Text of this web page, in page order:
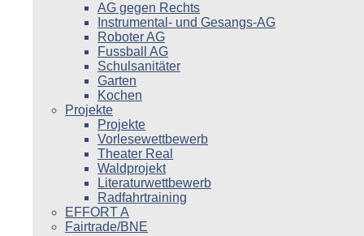
AG gegen Rechts
Instrumental- und Gesangs-AG
Roboter AG
Fussball AG
Schulsanitäter
Garten
Kochen
Projekte
Projekte
Vorlesewettbewerb
Theater Real
Waldprojekt
Literaturwettbewerb
Radfahrtraining
EFFORT A
Fairtrade/BNE